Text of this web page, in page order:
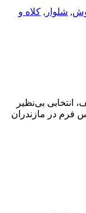
, شلوار , کلاه و
انتخابی بی‌نظیر
فرم در مازندران